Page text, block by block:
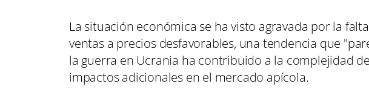
La situación económica se ha visto agravada por la
ventas a precios desfavorables, una tendencia que
la guerra en Ucrania ha contribuido a la complejidad
impactos adicionales en el mercado apícola.